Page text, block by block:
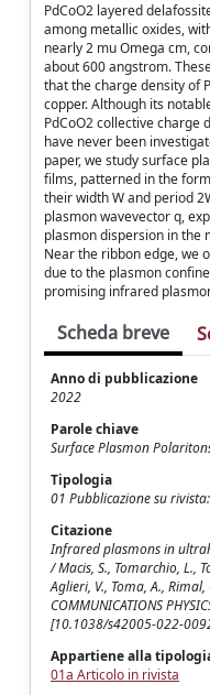
PdCoO2 layered
among metallic oxides,
nearly 2 mu Omega cm,
about 600 angstrom.
that the charge density of
copper. Although its
PdCoO2 collective charge
have never been
paper, we study surface
films, patterned in the
their width W and period
plasmon wavevector q,
plasmon dispersion in
Near the ribbon edge, we
due to the plasmon
promising infrared
Scheda breve
Anno di pubblicazione
2022
Parole chiave
Surface Plasmon
Tipologia
01 Pubblicazione su
Citazione
Infrared plasmons in
/ Macis, S., Tomarchio, L.,
Aglieri, V., Toma, A., Rimal,
COMMUNICATIONS
[10.1038/s42005-022-
Appartiene alla
01a Articolo in rivista